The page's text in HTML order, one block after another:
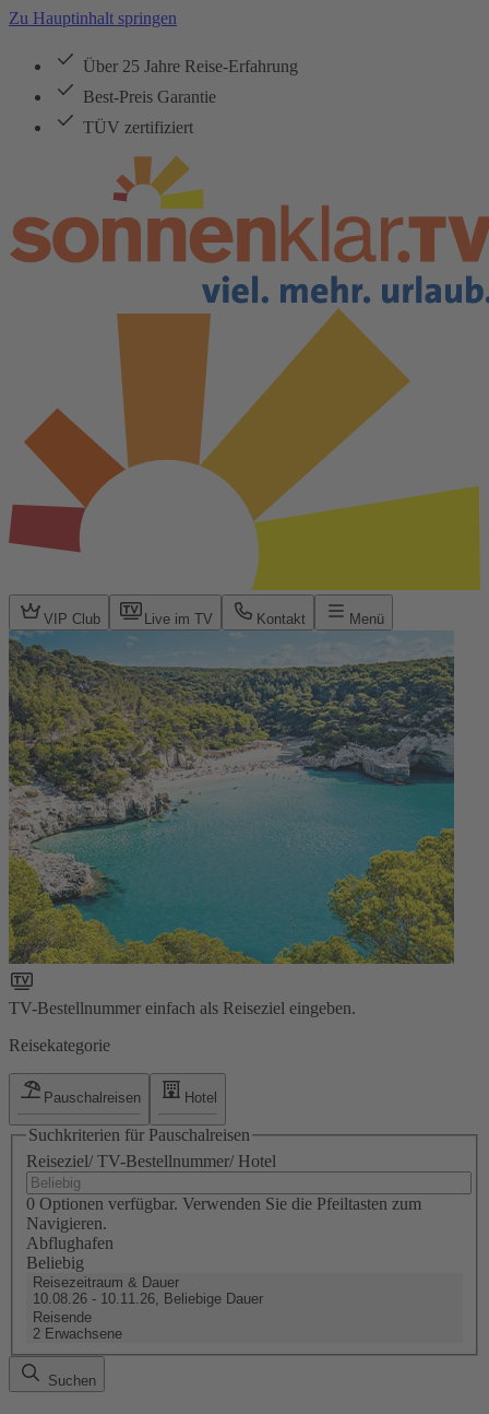
Zu Hauptinhalt springen
Über 25 Jahre Reise-Erfahrung
Best-Preis Garantie
TÜV zertifiziert
VIP Club Live im TV Kontakt Menü
TV-Bestellnummer einfach als Reiseziel eingeben.
Reisekategorie
Pauschalreisen Hotel
Suchkriterien für Pauschalreisen
Reiseziel/ TV-Bestellnummer/ Hotel
0 Optionen verfügbar. Verwenden Sie die Pfeiltasten zum
Navigieren.
Abflughafen
Beliebig
Reisezeitraum & Dauer
10.08.26 - 10.11.26, Beliebige Dauer
Reisende
2 Erwachsene
Suchen